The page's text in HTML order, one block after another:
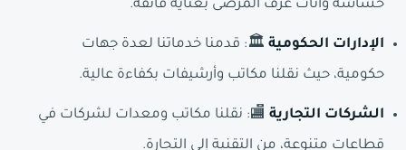
حساسة وأثاث غرف المرضى بعناية فائقة.
الإدارات الحكومية🏛️: قدمنا خدماتنا لعدة جهات
حكومية، حيث نقلنا مكاتب وأرشيفات بكفاءة عالية.
الشركات التجارية🏬: نقلنا مكاتب ومعدات لشركات في
قطاعات متنوعة، من التقنية إلى التجارة.